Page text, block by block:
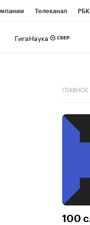
Телеканал
ГигаНаука
ГЛАВНОЕ
100